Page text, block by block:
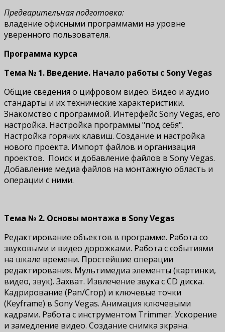
Предварительная подготовка:
владение офисными программами на уровне
уверенного пользователя.
Программа курса
Тема № 1. Введение. Начало работы с Sony Vegas
Общие сведения о цифровом видео. Видео и аудио
стандарты и их технические характеристики.
Знакомство с программой. Интерфейс Sony Vegas, его
настройка. Настройка программы "под себя".
Настройка горячих клавиш. Создание и настройка
нового проекта. Импорт файлов и организация
проектов. Поиск и добавление файлов в Sony Vegas.
Добавление медиа файлов на монтажную область и
операции с ними.
Тема № 2. Основы монтажа в Sony Vegas
Редактирование объектов в программе. Работа со
звуковыми и видео дорожками. Работа с событиями
на шкале времени. Простейшие операции
редактирования. Мультимедиа элементы (картинки,
видео, звук). Захват. Извлечение звука с CD диска.
Кадрирование (Pan/Crop) и ключевые точки
(Keyframe) в Sony Vegas. Анимация ключевыми
кадрами. Работа с инструментом Trimmer. Ускорение
и замедление видео. Создание снимка экрана.